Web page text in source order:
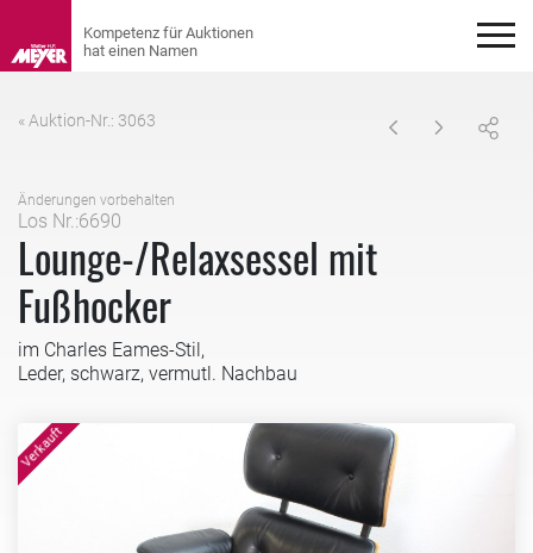
« Auktion-Nr.: 3063
Änderungen vorbehalten
Los Nr.:6690
Lounge-/Relaxsessel mit
Fußhocker
im Charles Eames-Stil,
Leder, schwarz, vermutl. Nachbau